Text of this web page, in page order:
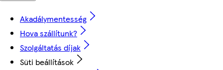
Akadálymentesség
Hova szállítunk?
Szolgáltatás díjak
Süti beállítások